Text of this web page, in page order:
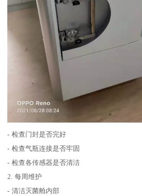
- 检查门封是否完好
- 检查气瓶连接是否牢固
- 检查各传感器是否清洁
2. 每周维护
- 清洁灭菌舱内部